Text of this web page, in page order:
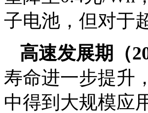
子电池，但对于
高速发展期（
寿命进一步提升
中得到大规模应